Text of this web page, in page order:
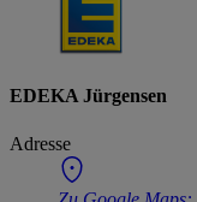
EDEKA Jürgensen
Adresse